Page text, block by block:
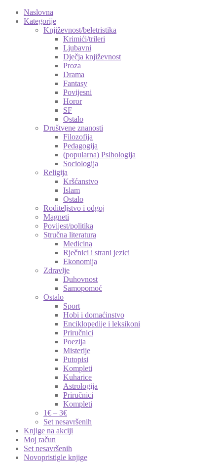
Naslovna
Kategorije
Književnost/beletristika
Krimići/trileri
Ljubavni
Dječja književnost
Proza
Drama
Fantasy
Povijesni
Horor
SF
Ostalo
Društvene znanosti
Filozofija
Pedagogija
(popularna) Psihologija
Sociologija
Religija
Kršćanstvo
Islam
Ostalo
Roditeljstvo i odgoj
Magneti
Povijest/politika
Stručna literatura
Medicina
Rječnici i strani jezici
Ekonomija
Zdravlje
Duhovnost
Samopomoć
Ostalo
Sport
Hobi i domaćinstvo
Enciklopedije i leksikoni
Priručnici
Poezija
Misterije
Putopisi
Kompleti
Kuharice
Astrologija
Priručnici
Kompleti
1€ – 3€
Set nesavršenih
Knjige na akciji
Moj račun
Set nesavršenih
Novopristigle knjige